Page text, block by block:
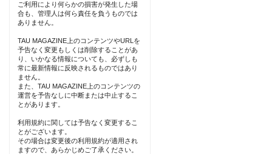
ご利用により何らかの損害が発生した場
合も、管理人は何ら責任を負うものでは
ありません。
TAU MAGAZINE上のコンテンツやURLを
予告なく変更もしくは削除することがあ
り、いかなる情報についても、必ずしも
常に最新情報に反映されるものではあり
ません。
また、TAU MAGAZINE上のコンテンツの
運営を予告なしに中断または中止するこ
とがあります。
利用規約に関しては予告なく変更するこ
とがございます。
その場合は変更後の利用規約が適用され
ますので、あらかじめご了承ください。